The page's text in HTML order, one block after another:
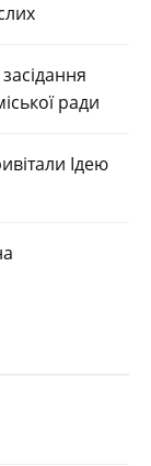
ради
Ідею